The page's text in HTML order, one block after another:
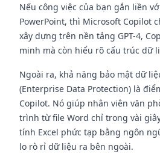
Nếu công việc của bạn gắn liền
PowerPoint, thì Microsoft Copilot
xây dựng trên nền tảng GPT-4,
minh mà còn hiểu rõ cấu trúc dữ
Ngoài ra, khả năng bảo mật dữ
(Enterprise Data Protection) là
Copilot. Nó giúp nhân viên văn
trình từ file Word chỉ trong vài
tính Excel phức tạp bằng ngôn
lo rò rỉ dữ liệu ra bên ngoài.